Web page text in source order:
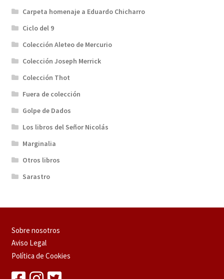
Carpeta homenaje a Eduardo Chicharro
Ciclo del 9
Colección Aleteo de Mercurio
Colección Joseph Merrick
Colección Thot
Fuera de colección
Golpe de Dados
Los libros del Señor Nicolás
Marginalia
Otros libros
Sarastro
Sobre nosotros
Aviso Legal
Política de Cookies